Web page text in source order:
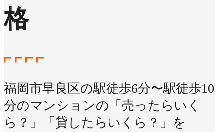
格
福岡市早良区の駅徒歩6分〜駅徒歩10
分のマンションの「売ったらいく
ら？」「貸したらいくら？」を